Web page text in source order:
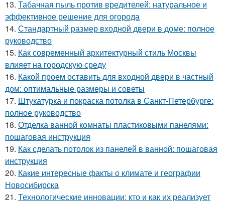
13. Табачная пыль против вредителей: натуральное и
эффективное решение для огорода
14. Стандартный размер входной двери в доме: полное
руководство
15. Как современный архитектурный стиль Москвы
влияет на городскую среду
16. Какой проем оставить для входной двери в частный
дом: оптимальные размеры и советы
17. Штукатурка и покраска потолка в Санкт-Петербурге:
полное руководство
18. Отделка ванной комнаты пластиковыми панелями:
пошаговая инструкция
19. Как сделать потолок из панелей в ванной: пошаговая
инструкция
20. Какие интересные факты о климате и географии
Новосибирска
21. Технологические инновации: кто и как их реализует